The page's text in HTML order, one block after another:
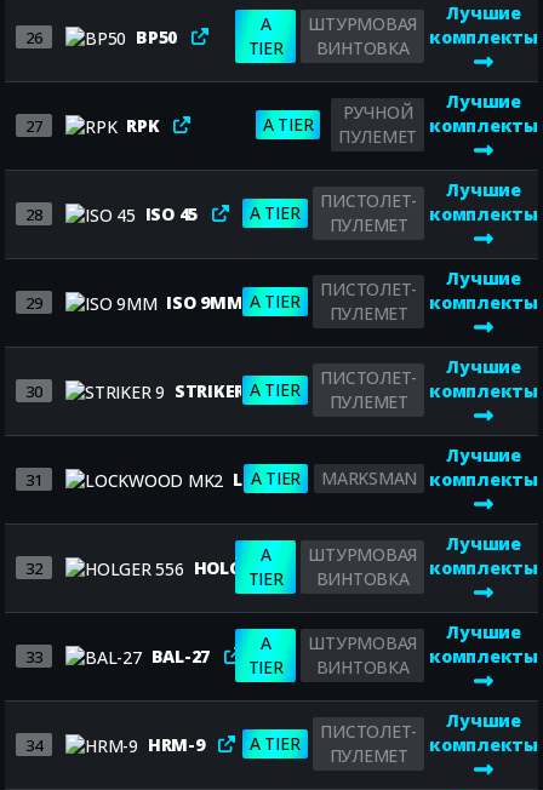
26 BP50
A
TIER
ШТУРМОВАЯ
ВИНТОВКА
Лучшие
комплекты
27 RPK A TIER
РУЧНОЙ
ПУЛЕМЕТ
Лучшие
комплекты
28 ISO 45 A TIER
ПИСТОЛЕТ-
ПУЛЕМЕТ
Лучшие
комплекты
29 ISO 9MM A TIER
ПИСТОЛЕТ-
ПУЛЕМЕТ
Лучшие
комплекты
30 STRIKER 9A TIER
ПИСТОЛЕТ-
ПУЛЕМЕТ
Лучшие
комплекты
31 LOCKWOOD MK2
A TIER MARKSMAN
Лучшие
комплекты
32 HOLGER 556
A
TIER
ШТУРМОВАЯ
ВИНТОВКА
Лучшие
комплекты
33 BAL-27
A
TIER
ШТУРМОВАЯ
ВИНТОВКА
Лучшие
комплекты
34 HRM-9 A TIER
ПИСТОЛЕТ-
ПУЛЕМЕТ
Лучшие
комплекты